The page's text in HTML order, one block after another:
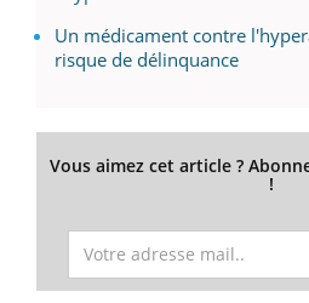
Un médicament contre
risque de délinquance
Vous aimez cet article ?
!